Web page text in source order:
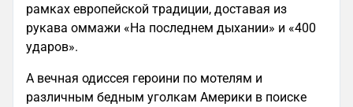
рамках европейской традиции, доставая из
рукава оммажи «На последнем дыхании» и «400
ударов».
А вечная одиссея героини по мотелям и
различным бедным уголкам Америки в поиске